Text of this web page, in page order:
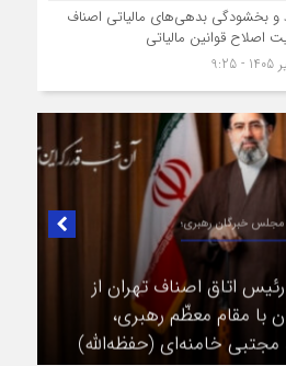
بخشودگی بدهی‌های مالیاتی اصناف
اصلاح قوانین مالیاتی
خبرگان رهبری؛
اتاق اصناف تهران از
با مقام معظّم رهبری،
خامنه‌ای (حفظه‌الله)